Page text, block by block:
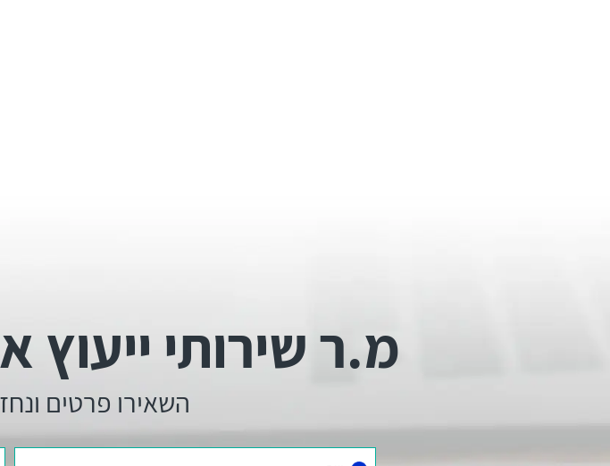
מ.ר שירותי ייעוץ
השאירו פרטים